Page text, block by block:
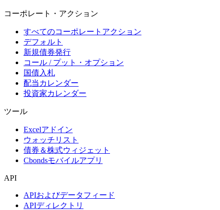
コーポレート・アクション
すべてのコーポレートアクション
デフォルト
新規債券発行
コール / プット・オプション
国債入札
配当カレンダー
投資家カレンダー
ツール
Excelアドイン
ウォッチリスト
債券＆株式ウィジェット
Cbondsモバイルアプリ
API
APIおよびデータフィード
APIディレクトリ